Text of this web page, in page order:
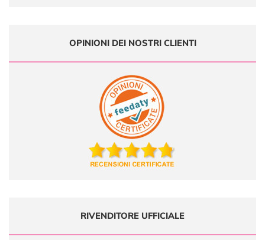
OPINIONI DEI NOSTRI CLIENTI
RIVENDITORE UFFICIALE